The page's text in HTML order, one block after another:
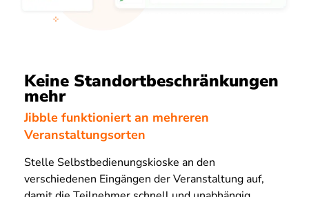
Keine Standortbeschränkungen
mehr
Jibble funktioniert an mehreren
Veranstaltungsorten
Stelle Selbstbedienungskioske an den
verschiedenen Eingängen der Veranstaltung auf,